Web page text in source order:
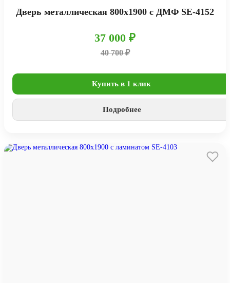
Дверь металлическая 800х1900 с ДМФ SE-4152
37 000 ₽
40 700 ₽
Купить в 1 клик
Подробнее